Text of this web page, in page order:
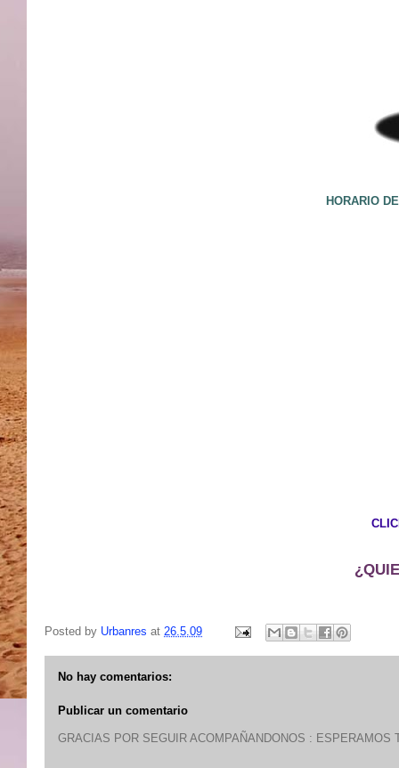
HORARIO
Posted by Urbanres at 26.5.09
No hay comentarios:
Publicar un comentario
GRACIAS POR SEGUIR ACOMPAÑANDONOS : ESPERAMOS